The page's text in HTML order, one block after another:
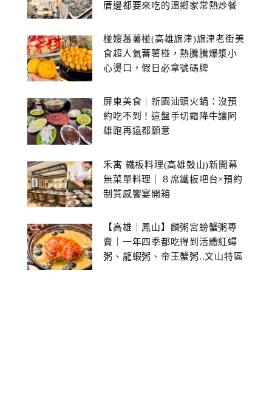
厝邊都要來吃的溫鄉家常熱炒餐
椪嫂蕃薯椪(高雄旗津)旗津老街美
食超人氣蕃薯椪，熱騰騰爆漿小
心燙口，假日必拿號碼牌
屏東美食｜新園汕頭火鍋：沒預
約吃不到！這盤手切霜降牛讓阿
雄跑再遠都願意
禾寓 鐵板料理(高雄鼓山)新開幕
無菜單料理｜８席鐵板吧台×預約
制質感饗宴開箱
【高雄｜鳳山】麟粥宮螃蟹粥專
賣｜一年四季都吃得到活體紅蟳
粥、龍蝦粥、帝王蟹粥..文山特區